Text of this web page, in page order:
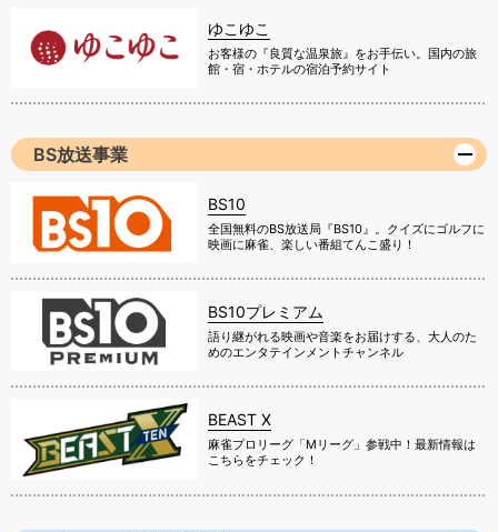
ゆこゆこ
お客様の『良質な温泉旅』をお手伝い。国内の旅
館・宿・ホテルの宿泊予約サイト
BS放送事業
BS10
全国無料のBS放送局『BS10』。クイズにゴルフに
映画に麻雀、楽しい番組てんこ盛り！
BS10プレミアム
語り継がれる映画や音楽をお届けする、大人のた
めのエンタテインメントチャンネル
BEAST X
麻雀プロリーグ「Mリーグ」参戦中！最新情報は
こちらをチェック！